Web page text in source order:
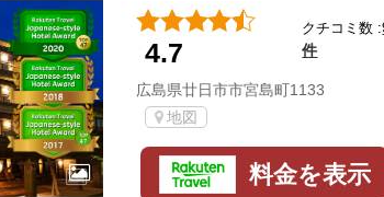
4.7
クチコミ数 :
件
広島県廿日市市宮島町1133
地図
料金を表示